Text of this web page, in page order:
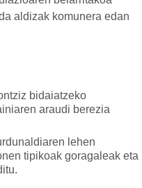
aldizak komunera edan
bidaiatzeko
araudi berezia
lehen
tipikoak goragaleak eta